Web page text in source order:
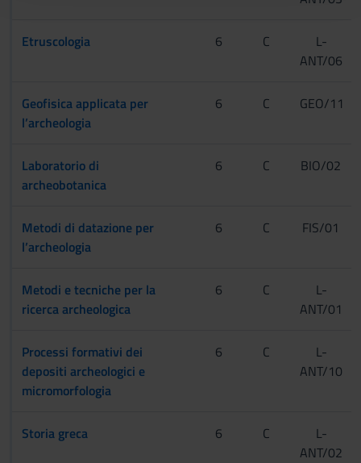
con altre informazioni che hai fornito loro o che hanno
Etruscologia 6 C
L-
ANT/06
Geofisica applicata per
l’archeologia
6 C GEO/11
Laboratorio di
archeobotanica
6 C BIO/02
Metodi di datazione per
l’archeologia
6 C FIS/01
Metodi e tecniche per la
ricerca archeologica
6 C
L-
ANT/01
Processi formativi dei
depositi archeologici e
micromorfologia
6 C
L-
ANT/10
Storia greca 6 C
L-
ANT/02